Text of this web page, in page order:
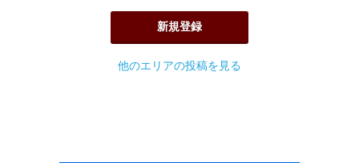
新規登録
他のエリアの投稿を見る